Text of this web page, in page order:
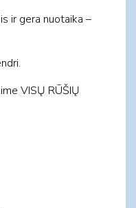
ir gera nuotaika –
VISŲ RŪŠIŲ